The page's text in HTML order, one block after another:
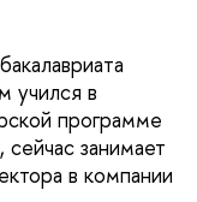
учился в
программе
занимает
в компании